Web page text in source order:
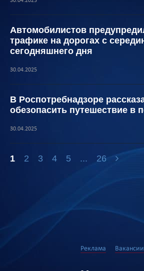
Автомобилистов
трафике на дорогах с
сегодняшнего дня
30.04.2025
В Роспотребнадзоре
обезопасить путешествие в
30.04.2025
1 2 3 4 5 ... 26
Реклама Вакансии